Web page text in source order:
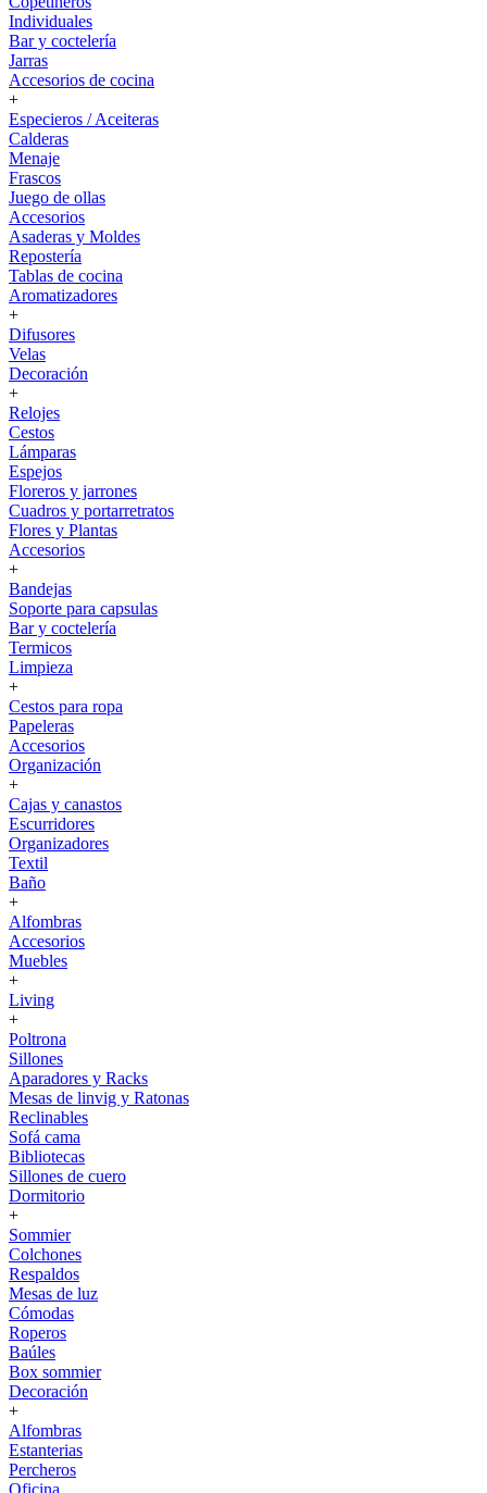
Individuales
Bar y coctelería
Jarras
Accesorios de cocina
+
Especieros / Aceiteras
Calderas
Menaje
Frascos
Juego de ollas
Accesorios
Asaderas y Moldes
Repostería
Tablas de cocina
Aromatizadores
+
Difusores
Velas
Decoración
+
Relojes
Cestos
Lámparas
Espejos
Floreros y jarrones
Cuadros y portarretratos
Flores y Plantas
Accesorios
+
Bandejas
Soporte para capsulas
Bar y coctelería
Termicos
Limpieza
+
Cestos para ropa
Papeleras
Accesorios
Organización
+
Cajas y canastos
Escurridores
Organizadores
Textil
Baño
+
Alfombras
Accesorios
Muebles
+
Living
+
Poltrona
Sillones
Aparadores y Racks
Mesas de linvig y Ratonas
Reclinables
Sofá cama
Bibliotecas
Sillones de cuero
Dormitorio
+
Sommier
Colchones
Respaldos
Mesas de luz
Cómodas
Roperos
Baúles
Box sommier
Decoración
+
Alfombras
Estanterias
Percheros
Oficina